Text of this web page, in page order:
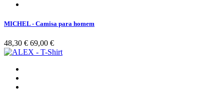
MICHEL - Camisa para homem
48,30 € 69,00 €